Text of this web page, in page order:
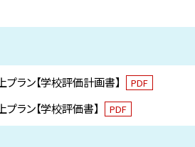
ラン【学校評価計画書】 PDF
ラン【学校評価書】 PDF